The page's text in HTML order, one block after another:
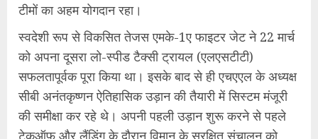
टीमों का अहम योगदान रहा।
स्वदेशी रूप से विकसित तेजस एमके-1ए फाइटर जेट ने 22 मार्च
को अपना दूसरा लो-स्पीड टैक्सी ट्रायल (एलएसटीटी)
सफलतापूर्वक पूरा किया था। इसके बाद से ही एचएएल के अध्यक्ष
सीबी अनंतकृष्णन ऐतिहासिक उड़ान की तैयारी में सिस्टम मंजूरी
की समीक्षा कर रहे थे। अपनी पहली उड़ान शुरू करने से पहले
टेकऑफ़ और लैंडिंग के दौरान विमान के सुरक्षित संचालन को